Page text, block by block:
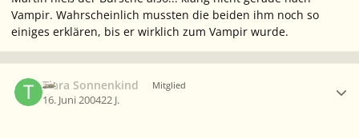
Vampir. Wahrscheinlich mussten die beiden ihm noch so
einiges erklären, bis er wirklich zum Vampir wurde.
Tiara Sonnenkind Mitglied
16. Juni 200422 J.